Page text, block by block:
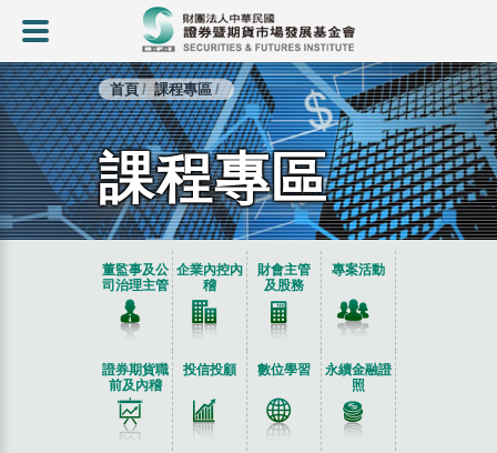
首頁 課程專區
課程專區
董監事及公
司治理主管
企業內控內
稽
財會主管
及股務
專案活動
證券期貨職
前及內稽
投信投顧 數位學習
永續金融證
照